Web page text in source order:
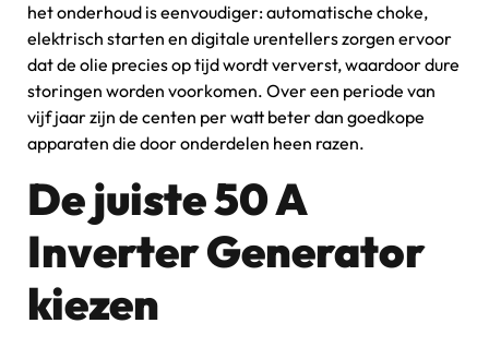
het onderhoud is eenvoudiger: automatische choke,
elektrisch starten en digitale urentellers zorgen ervoor
dat de olie precies op tijd wordt ververst, waardoor dure
storingen worden voorkomen. Over een periode van
vijf jaar zijn de centen per watt beter dan goedkope
apparaten die door onderdelen heen razen.
De juiste 50 A
Inverter Generator
kiezen